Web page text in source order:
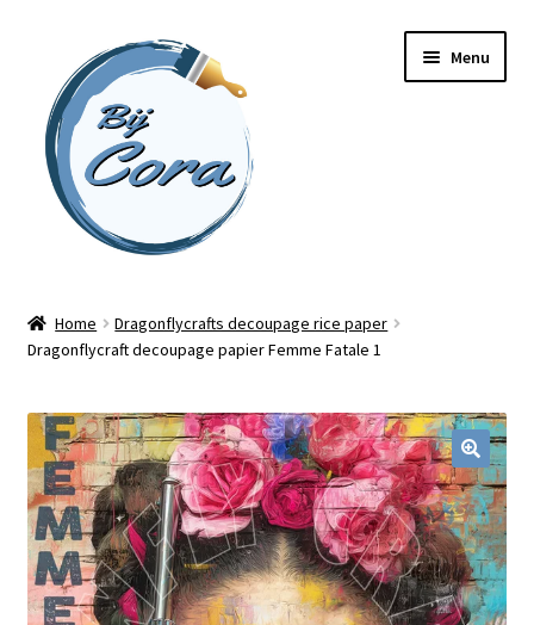
naar
navigatie
inhoud
Menu
Workshops
Online cursussen
Shop
Blog / DIY / Tutorials
Over mij
Home
Dragonflycrafts decoupage rice paper
Dragonflycraft decoupage papier Femme Fatale 1